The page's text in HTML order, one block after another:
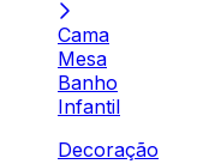
Cama
Mesa
Banho
Infantil
Decoração